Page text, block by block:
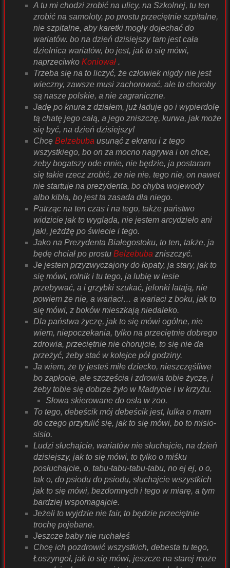
A tu mi chodzi zrobić na ulicy, na Szkolnej, tu ten
zrobić na samoloty, po prostu przeciętnie szpitalne,
nie szpitalne, aby karetki mogły dojechać do
wariatów. bo na dzień dzisiejszy tam jest cała
dzielnica wariatów, bo jest, jak to się mówi,
naprzeciwko Koniował .
Trzeba się na to liczyć, że człowiek nigdy nie jest
wieczny, zawsze musi zachorować, ale to choroby
są nasze polskie, a nie zagraniczne.
Jadę po knura z działem, już ładuje go i wypierdolę
tą chatę jego całą, a jego zniszczę, kurwa, jak może
się być, na dzień dzisiejszy!
Chcę Belzebuba usunąć z ekranu i z tego
wszystkiego, bo on za mocno nagrywa i on chce,
żeby bogatszy ode mnie, nie będzie, ja postaram
się takie rzecz zrobić, że nie nie. tego nie, on nawet
nie startuje na prezydenta, bo chyba wojewody
albo kibla, bo jest ta zasada dla niego.
Patrząc na ten czas i na tego, także państwo
widzicie jak to wygląda, nie jestem arcydzieło ani
jaki, jeżdżę po świecie i tego.
Jako na Prezydenta Białegostoku, to ten, także, ja
będę chciał po prostu Belzebuba zniszczyć.
Je jestem przyzwyczajony do łopaty, ja stary, jak to
się mówi, rolnik i tu tego, ja lubię w lesie
przebywać, a i grzybki szukać, jelonki latają, nie
powiem że nie, a wariaci… a wariaci z boku, jak to
się mówi, z boków mieszkają niedaleko.
Dla państwa życzę, jak to się mówi ogólne, nie
wiem, niepoczekania, tylko na przeciętnie dobrego
zdrowia, przeciętnie nie chorujcie, to się nie da
przeżyć, żeby stać w kolejce pół godziny.
Ja wiem, że ty jesteś miłe dziecko, nieszczęśliwe
bo zapłocie, ale szczęścia i zdrowia tobie życzę, i
żeby tobie się dobrze żyło w Madrycie i w krzyżu.
Słowa skierowane do osła w zoo.
To tego, debeścik mój debeścik jest, lulka o mam
do czego przytulić się, jak to się mówi, bo to misio-
sisio.
Ludzi słuchajcie, wariatów nie słuchajcie, na dzień
dzisiejszy, jak to się mówi, to tylko o miśku
posłuchajcie, o, tabu-tabu-tabu-tabu, no ej ej, o o,
tak o, do psiodu do psiodu, słuchajcie wszystkich
jak to się mówi, bezdomnych i tego w miarę, a tym
bardziej wspomagajcie.
Jeżeli to wyjdzie nie fair, to będzie przeciętnie
trochę pojebane.
Jeszcze baby nie ruchałeś
Chcę ich pozdrowić wszystkich, debesta tu tego,
Łoszyngoł, jak to się mówi, jeszcze na starej może